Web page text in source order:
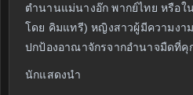
ตำนานแม่นางอ๊ก พากย์ไทย หรือ
โดย คิมแทรี) หญิงสาวผู้มีความงา
ปกป้องอาณาจักรจากอำนาจมืดที่คุ
นักแสดงนำ